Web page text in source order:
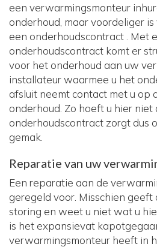
een verwarmingsmonteur
onderhoud, maar voordeliger
een onderhoudscontract . Met
onderhoudscontract komt er
voor het onderhoud aan uw
installateur waarmee u het
afsluit neemt contact met u op
onderhoud. Zo hoeft u hier niet
onderhoudscontract zorgt dus
gemak.
Reparatie van uw
Een reparatie aan de
geregeld voor. Misschien
storing en weet u niet wat u
is het expansievat
verwarmingsmonteur heeft in